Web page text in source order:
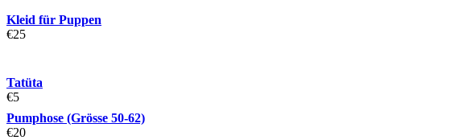
Kleid für Puppen
€25
Tatüta
€5
Pumphose (Grösse 50-62)
€20